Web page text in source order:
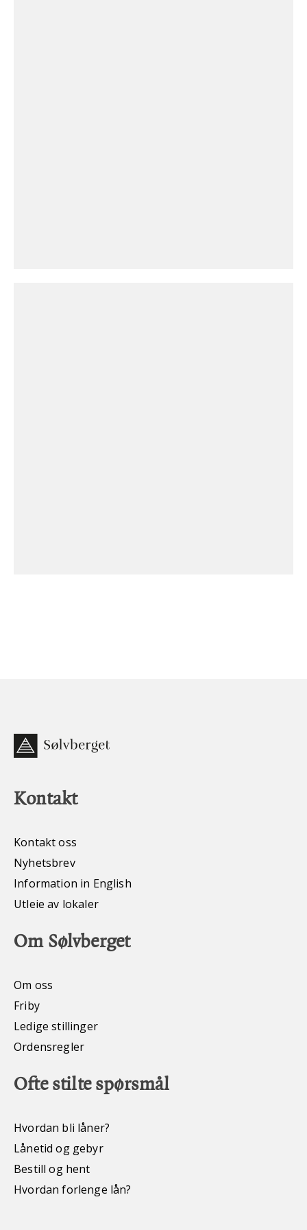
Kontakt
Kontakt oss
Nyhetsbrev
Information in English
Utleie av lokaler
Om Sølvberget
Om oss
Friby
Ledige stillinger
Ordensregler
Ofte stilte spørsmål
Hvordan bli låner?
Lånetid og gebyr
Bestill og hent
Hvordan forlenge lån?